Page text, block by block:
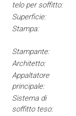
telo per soffitto:
Superficie:
Stampa:
Stampante:
Architetto:
Appaltatore
principale:
Sistema di
soffitto teso: